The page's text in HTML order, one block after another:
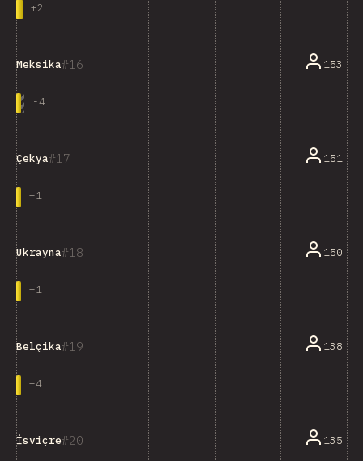
+2
16
Meksika
-4
153
17
Çekya
+1
151
18
Ukrayna
+1
150
19
Belçika
+4
138
20
İsviçre 135